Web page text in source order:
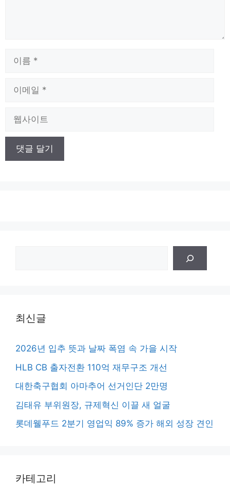
최신글
2026년 입추 뜻과 날짜 폭염 속 가을 시작
HLB CB 출자전환 110억 재무구조 개선
대한축구협회 아마추어 선거인단 2만명
김태유 부위원장, 규제혁신 이끌 새 얼굴
롯데웰푸드 2분기 영업익 89% 증가 해외 성장 견인
카테고리